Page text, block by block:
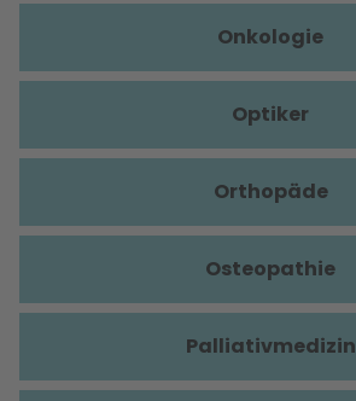
Onkologie
Optiker
Orthopäde
Osteopathie
Palliativmedizin